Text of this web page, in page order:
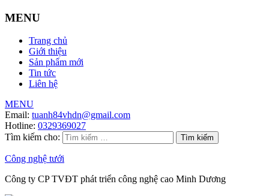
MENU
Trang chủ
Giới thiệu
Sản phẩm mới
Tin tức
Liên hệ
MENU
Email: tuanh84vhdn@gmail.com
Hotline: 0329369027
Tìm kiếm cho:
Công nghệ tưới
Công ty CP TVĐT phát triển công nghệ cao Minh Dương